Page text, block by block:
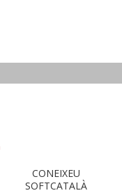
CONEIXEU
SOFTCATALÀ